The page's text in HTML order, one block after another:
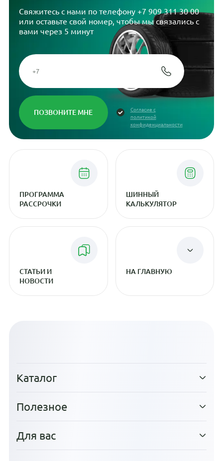
Свяжитесь с нами по телефону +7 909 311 30 00
или оставьте свой номер, чтобы мы связались с
вами через 5 минут
Согласие с
политикой
конфиденциальности
ПРОГРАММА
РАССРОЧКИ
ШИННЫЙ
КАЛЬКУЛЯТОР
СТАТЬИ И
НОВОСТИ
НА ГЛАВНУЮ
Каталог
Полезное
Для вас